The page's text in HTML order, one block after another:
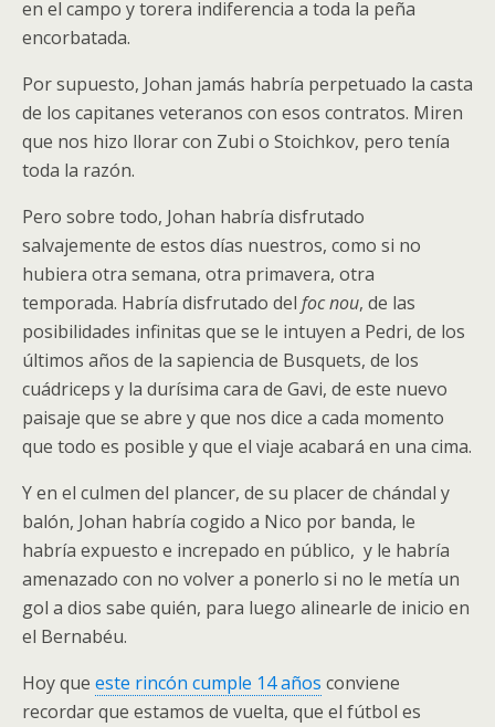
en el campo y torera indiferencia a toda la peña
encorbatada.
Por supuesto, Johan jamás habría perpetuado la casta
de los capitanes veteranos con esos contratos. Miren
que nos hizo llorar con Zubi o Stoichkov, pero tenía
toda la razón.
Pero sobre todo, Johan habría disfrutado
salvajemente de estos días nuestros, como si no
hubiera otra semana, otra primavera, otra
temporada. Habría disfrutado del foc nou, de las
posibilidades infinitas que se le intuyen a Pedri, de los
últimos años de la sapiencia de Busquets, de los
cuádriceps y la durísima cara de Gavi, de este nuevo
paisaje que se abre y que nos dice a cada momento
que todo es posible y que el viaje acabará en una cima.
Y en el culmen del plancer, de su placer de chándal y
balón, Johan habría cogido a Nico por banda, le
habría expuesto e increpado en público, y le habría
amenazado con no volver a ponerlo si no le metía un
gol a dios sabe quién, para luego alinearle de inicio en
el Bernabéu.
Hoy que este rincón cumple 14 años conviene
recordar que estamos de vuelta, que el fútbol es